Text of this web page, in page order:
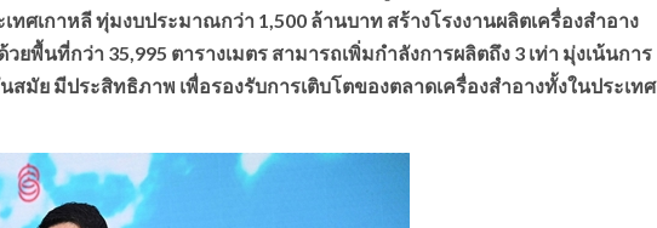
ทศเกาหลี ทุ่มงบประมาณกว่า 1,500 ล้านบาท สร้างโรงงานผลิตเครื่องสำอาง
ยพื้นที่กว่า 35,995 ตารางเมตร สามารถเพิ่มกำลังการผลิตถึง 3 เท่า มุ่งเน้นการ
มัย มีประสิทธิภาพ เพื่อรองรับการเติบโตของตลาดเครื่องสำอางทั้งในประเทศ